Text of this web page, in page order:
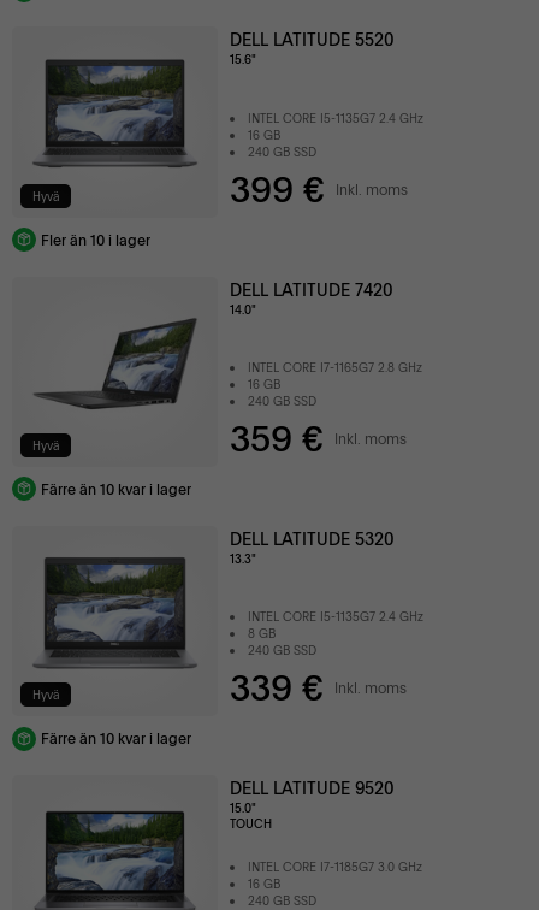
Hyvä
DELL LATITUDE 5520
15.6"
INTEL CORE I5-1135G7 2.4 GHz
16 GB
240 GB SSD
399 € Inkl. moms
Fler än 10 i lager
Hyvä
DELL LATITUDE 7420
14.0"
INTEL CORE I7-1165G7 2.8 GHz
16 GB
240 GB SSD
359 € Inkl. moms
Färre än 10 kvar i lager
Hyvä
DELL LATITUDE 5320
13.3"
INTEL CORE I5-1135G7 2.4 GHz
8 GB
240 GB SSD
339 € Inkl. moms
Färre än 10 kvar i lager
DELL LATITUDE 9520
15.0"
TOUCH
INTEL CORE I7-1185G7 3.0 GHz
16 GB
240 GB SSD